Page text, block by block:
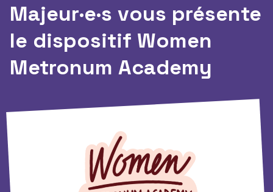
Majeur·e·s vous présente
le dispositif Women
Metronum Academy